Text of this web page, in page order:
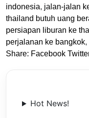
indonesia, jalan-jalan
thailand butuh uang
persiapan liburan ke
perjalanan ke bangkok,
Share: Facebook
Hot News!